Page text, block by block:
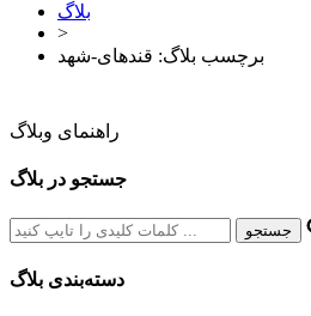
بلاگ
>
برچسب بلاگ: قندهای-شهد
راهنمای وبلاگ
جستجو در بلاگ
دسته‌بندی بلاگ